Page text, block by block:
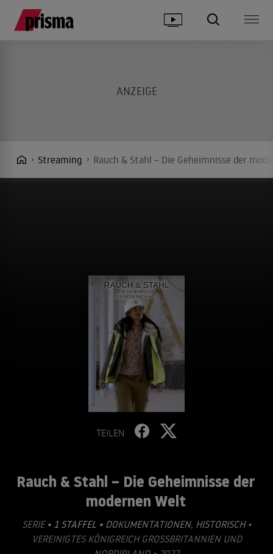
Streaming Rauch & Stahl – Die Geheimnisse der
TEILEN
Rauch & Stahl – Die Geheimnisse der
modernen Welt
SERIE • 1 STAFFEL • DOKUMENTATIONEN, HISTORISCH•
VEREINIGTES KÖNIGREICH GROSSBRITANNIEN UND N